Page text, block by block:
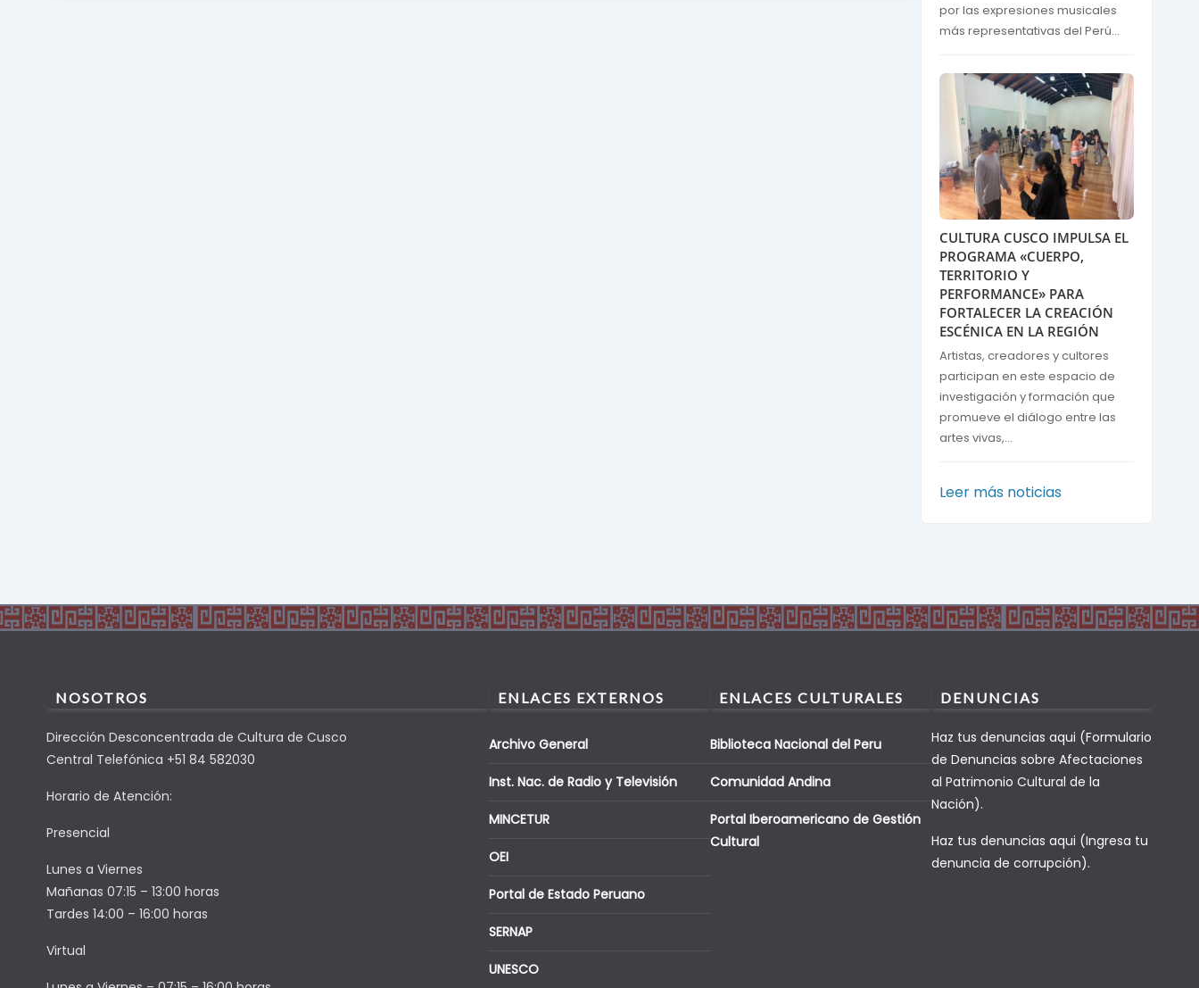
por las expresiones musicales
más representativas del Perú...
CULTURA CUSCO IMPULSA EL
PROGRAMA «CUERPO,
TERRITORIO Y
PERFORMANCE» PARA
FORTALECER LA CREACIÓN
ESCÉNICA EN LA REGIÓN
Artistas, creadores y cultores
participan en este espacio de
investigación y formación que
promueve el diálogo entre las
artes vivas,...
Leer más noticias
NOSOTROS
Dirección Desconcentrada de Cultura de Cusco
Central Telefónica +51 84 582030
Horario de Atención:
Presencial
Lunes a Viernes
Mañanas 07:15 – 13:00 horas
Tardes 14:00 – 16:00 horas
Virtual
ENLACES EXTERNOS
Archivo General
Inst. Nac. de Radio y Televisión
MINCETUR
OEI
Portal de Estado Peruano
SERNAP
UNESCO
ENLACES CULTURALES
Biblioteca Nacional del Peru
Comunidad Andina
Portal Iberoamericano de Gestión
Cultural
DENUNCIAS
Haz tus denuncias aqui (Formulario
de Denuncias sobre Afectaciones
al Patrimonio Cultural de la
Nación).
Haz tus denuncias aqui (Ingresa tu
denuncia de corrupción).